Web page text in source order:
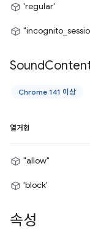
'regular'
Sound
Chrome 141 이상
열거형
"allow"
'block'
속성